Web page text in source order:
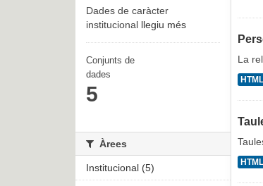
La
HTML
HTML
Dades de caràcter
institucional llegiu més
Conjunts de
dades
5
Àrees
Institucional (5)